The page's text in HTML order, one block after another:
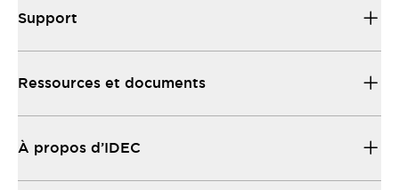
Support
Ressources et documents
À propos d’IDEC